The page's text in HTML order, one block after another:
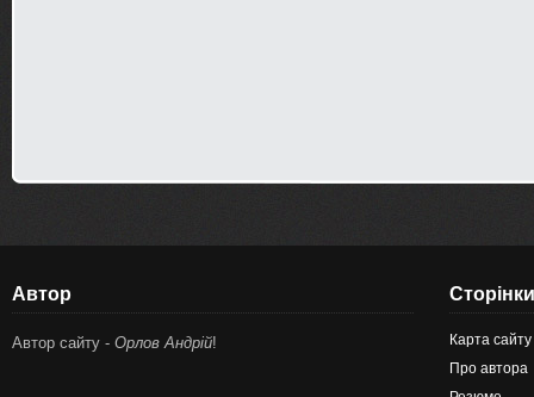
Автор
Автор сайту - Орлов Андрій!
Сторінки
Карта сайту
Про автора